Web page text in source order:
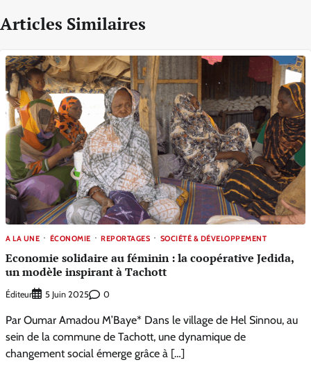
Articles Similaires
A LA UNE ÉCONOMIE REPORTAGES SOCIÉTÉ & DÉVELOPPEMENT
Economie solidaire au féminin : la coopérative Jedida,
un modèle inspirant à Tachott
Éditeur 5 Juin 2025 0
Par Oumar Amadou M’Baye* Dans le village de Hel Sinnou, au
sein de la commune de Tachott, une dynamique de
changement social émerge grâce à […]